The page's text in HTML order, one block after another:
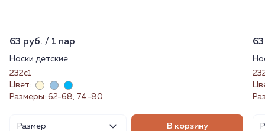
63 руб. / 1 пар
Носки детские
232с1
Цвет:
Размеры: 62-68, 74-80
Размер В корзину